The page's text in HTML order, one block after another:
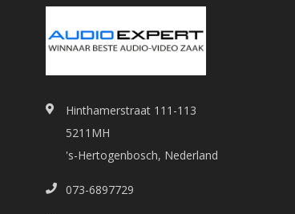
Hinthamerstraat 111-113
5211MH
's-Hertogenbosch, Nederland
073-6897729